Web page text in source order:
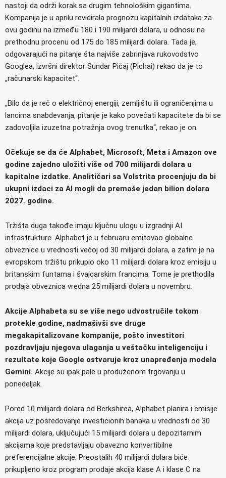
nastoji da održi korak sa drugim tehnološkim gigantima.
Kompanija je u aprilu revidirala prognozu kapitalnih izdataka za
ovu godinu na između 180 i 190 milijardi dolara, u odnosu na
prethodnu procenu od 175 do 185 milijardi dolara. Tada je,
odgovarajući na pitanje šta najviše zabrinjava rukovodstvo
Googlea, izvršni direktor Sundar Pičaj (Pichai) rekao da je to
„računarski kapacitet“.
„Bilo da je reč o električnoj energiji, zemljištu ili ograničenjima u
lancima snabdevanja, pitanje je kako povećati kapacitete da bi se
zadovoljila izuzetna potražnja ovog trenutka“, rekao je on.
Očekuje se da će Alphabet, Microsoft, Meta i Amazon ove
godine zajedno uložiti više od 700 milijardi dolara u
kapitalne izdatke. Analitičari sa Volstrita procenjuju da bi
ukupni izdaci za AI mogli da premaše jedan bilion dolara
2027. godine.
Tržišta duga takođe imaju ključnu ulogu u izgradnji AI
infrastrukture. Alphabet je u februaru emitovao globalne
obveznice u vrednosti većoj od 30 milijardi dolara, a zatim je na
evropskom tržištu prikupio oko 11 milijardi dolara kroz emisiju u
britanskim funtama i švajcarskim francima. Tome je prethodila
prodaja obveznica vredna 25 milijardi dolara u novembru.
Akcije Alphabeta su se više nego udvostručile tokom
protekle godine, nadmašivši sve druge
megakapitalizovane kompanije, pošto investitori
pozdravljaju njegova ulaganja u veštačku inteligenciju i
rezultate koje Google ostvaruje kroz unapređenja modela
Gemini. Akcije su ipak pale u produženom trgovanju u
ponedeljak.
Pored 10 milijardi dolara od Berkshirea, Alphabet planira i emisije
akcija uz posredovanje investicionih banaka u vrednosti od 30
milijardi dolara, uključujući 15 milijardi dolara u depozitarnim
akcijama koje predstavljaju obavezno konvertibilne
preferencijalne akcije. Preostalih 40 milijardi dolara biće
prikupljeno kroz program prodaje akcija klase A i klase C na